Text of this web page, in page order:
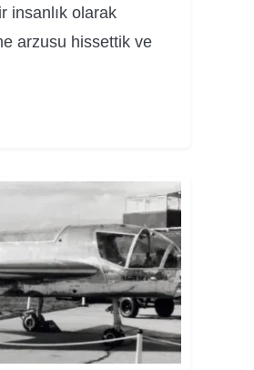
insanlık olarak
arzusu hissettik ve